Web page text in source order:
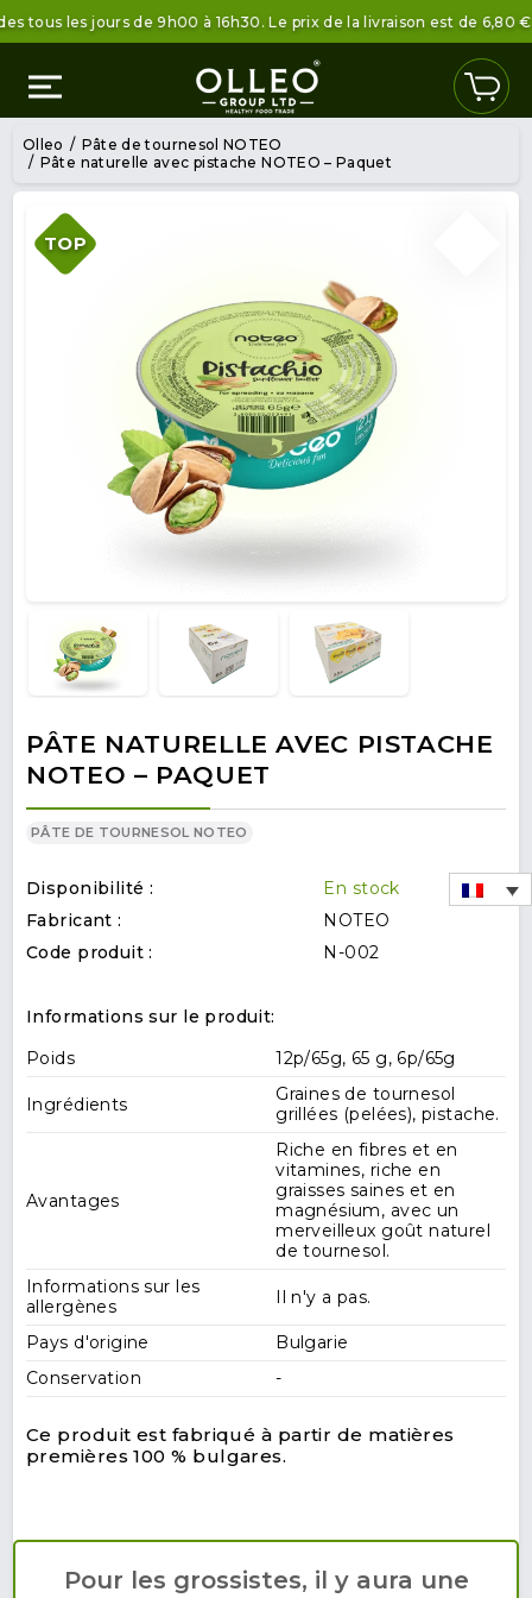
les jours de 9h00 à 16h30. Le prix de la livraison est de 6,80 €
Olleo
Pâte de tournesol NOTEO
Pâte naturelle avec pistache NOTEO – Paquet
TOP
PÂTE NATURELLE AVEC PISTACHE
NOTEO – PAQUET
PÂTE DE TOURNESOL NOTEO
Disponibilité :
Fabricant :
Code produit :
En stock
NOTEO
N-002
Informations sur le produit:
Poids
12p/65g, 65 g, 6p/65g
Ingrédients
Graines de tournesol
grillées (pelées), pistache.
Avantages
Riche en fibres et en
vitamines, riche en
graisses saines et en
magnésium, avec un
merveilleux goût naturel
de tournesol.
Informations sur les
allergènes
Il n'y a pas.
Pays d'origine
Bulgarie
Conservation
-
Ce produit est fabriqué à partir de matières
premières 100 % bulgares.
Pour les grossistes, il y aura une